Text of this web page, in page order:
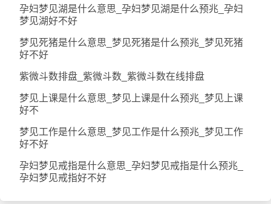
孕妇梦见湖是什么意思_孕妇梦见湖是什么预兆_孕妇
梦见湖好不好
梦见死猪是什么意思_梦见死猪是什么预兆_梦见死猪
好不好
紫微斗数排盘_紫微斗数_紫微斗数在线排盘
梦见上课是什么意思_梦见上课是什么预兆_梦见上课
好不
梦见工作是什么意思_梦见工作是什么预兆_梦见工作
好不好
孕妇梦见戒指是什么意思_孕妇梦见戒指是什么预兆_
孕妇梦见戒指好不好